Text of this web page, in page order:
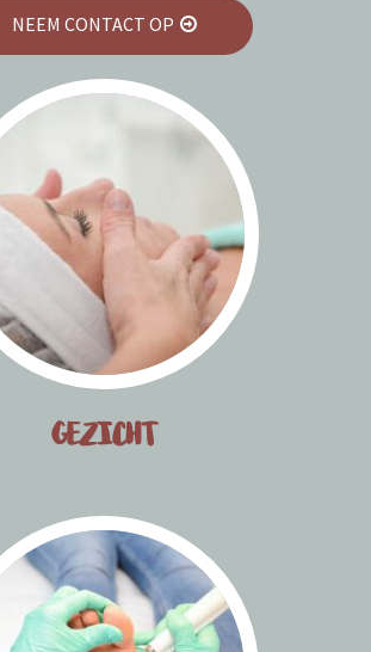
NEEM CONTACT OP
GEZICHT